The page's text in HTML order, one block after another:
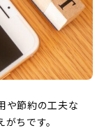
や節約の工夫な
ちです。